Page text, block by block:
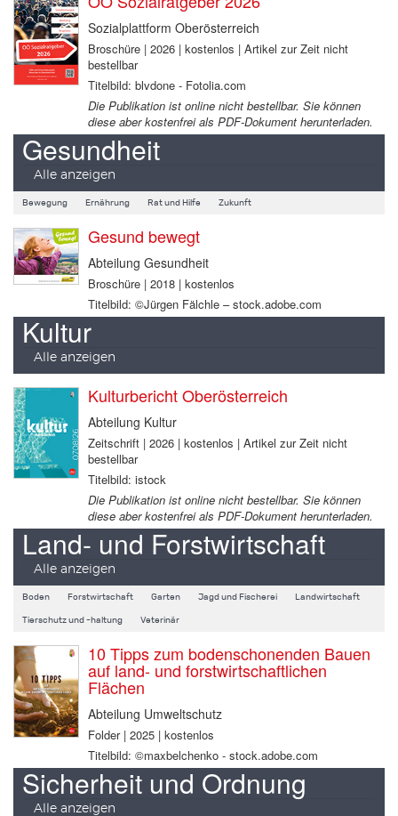
Sozialplattform Oberösterreich
Broschüre | 2026 | kostenlos | Artikel zur Zeit nicht
bestellbar
Titelbild: blvdone - Fotolia.com
Die Publikation ist online nicht bestellbar. Sie können
diese aber kostenfrei als PDF-Dokument herunterladen.
Gesundheit
Alle anzeigen
Bewegung Ernährung Rat und Hilfe Zukunft
Gesund bewegt
Abteilung Gesundheit
Broschüre | 2018 | kostenlos
Titelbild: ©Jürgen Fälchle – stock.adobe.com
Kultur
Alle anzeigen
Kulturbericht Oberösterreich
Abteilung Kultur
Zeitschrift | 2026 | kostenlos | Artikel zur Zeit nicht
bestellbar
Titelbild: istock
Die Publikation ist online nicht bestellbar. Sie können
diese aber kostenfrei als PDF-Dokument herunterladen.
Land- und Forstwirtschaft
Alle anzeigen
Boden Forstwirtschaft Garten Jagd und Fischerei Landwirtschaft
Tierschutz und -haltung Veterinär
10 Tipps zum bodenschonenden Bauen
auf land- und forstwirtschaftlichen
Flächen
Abteilung Umweltschutz
Folder | 2025 | kostenlos
Titelbild: ©maxbelchenko - stock.adobe.com
Sicherheit und Ordnung
Alle anzeigen